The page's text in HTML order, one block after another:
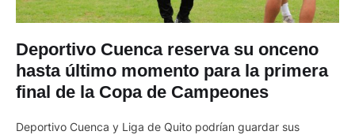
Deportivo Cuenca reserva su onceno
hasta último momento para la primera
final de la Copa de Campeones
Deportivo Cuenca y Liga de Quito podrían guardar sus